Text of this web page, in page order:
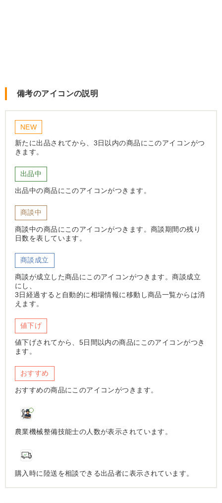
備考のアイコンの説明
NEW
新たに出品されてから、3日以内の商品にこのアイコンがつ
きます。
出品中
出品中の商品にこのアイコンがつきます。
商談中
商談中の商品にこのアイコンがつきます。商談期間の残り
日数を表しています。
商談成立
商談が成立した商品にこのアイコンがつきます。商談成立
にし、
3日経過すると自動的に相場情報に移動し商品一覧からは消
えます。
値下げ
値下げされてから、5日間以内の商品にこのアイコンがつき
ます。
おすすめ
おすすめの商品にこのアイコンがつきます。
農業機械整備技能士の人数が表示されています。
購入時に陸送を相談できる出品者に表示されています。